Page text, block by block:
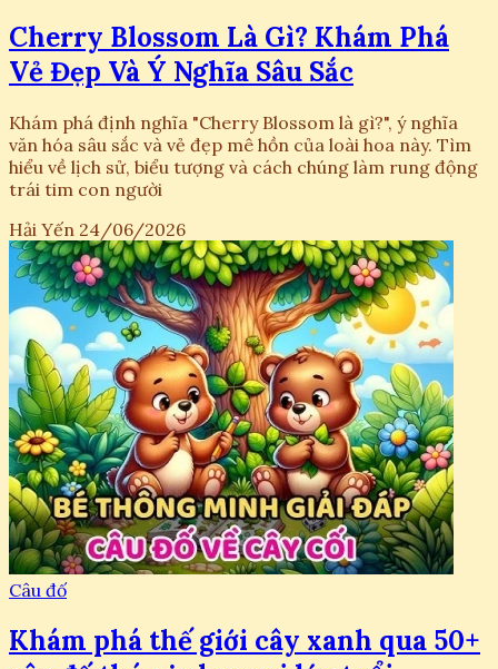
Cherry Blossom Là Gì? Khám Phá
Vẻ Đẹp Và Ý Nghĩa Sâu Sắc
Khám phá định nghĩa "Cherry Blossom là gì?", ý nghĩa
văn hóa sâu sắc và vẻ đẹp mê hồn của loài hoa này. Tìm
hiểu về lịch sử, biểu tượng và cách chúng làm rung động
trái tim con người
Hải Yến 24/06/2026
Câu đố
Khám phá thế giới cây xanh qua 50+